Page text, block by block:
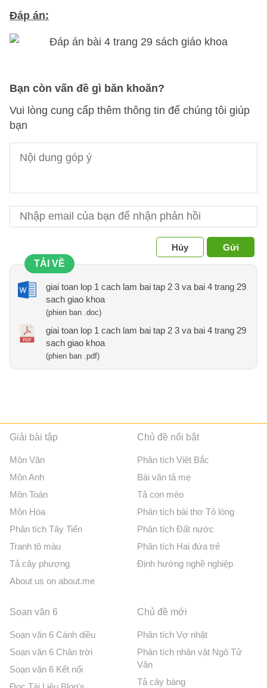
Đáp án:
Bạn còn vấn đề gì băn khoăn?
Vui lòng cung cấp thêm thông tin để chúng tôi giúp
bạn
Hủy
Gửi
TẢI VỀ
giai toan lop 1 cach lam bai tap 2 3 va bai 4 trang 29
sach giao khoa
(phien ban .doc)
giai toan lop 1 cach lam bai tap 2 3 va bai 4 trang 29
sach giao khoa
(phien ban .pdf)
Giải bài tập
Môn Văn
Môn Anh
Môn Toán
Môn Hóa
Phân tích Tây Tiến
Tranh tô màu
Tả cây phượng
About us on about.me
Chủ đề nổi bật
Phân tích Việt Bắc
Bài văn tả mẹ
Tả con mèo
Phân tích bài thơ Tỏ lòng
Phân tích Đất nước
Phân tích Hai đứa trẻ
Định hướng nghề nghiệp
Soạn văn 6
Soạn văn 6 Cánh diều
Soạn văn 6 Chân trời
Soạn văn 6 Kết nối
Chủ đề mới
Phân tích Vợ nhặt
Phân tích nhân vật Ngô Tử
Văn
Tả cây bàng